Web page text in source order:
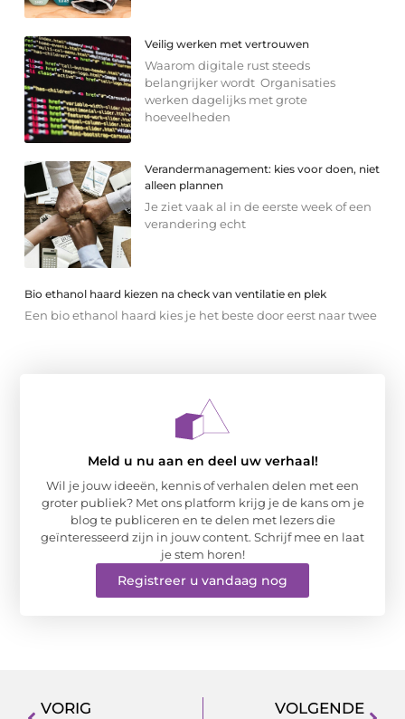
Veilig werken met vertrouwen
Waarom digitale rust steeds
belangrijker wordt Organisaties
werken dagelijks met grote
hoeveelheden
Verandermanagement: kies voor doen, niet
alleen plannen
Je ziet vaak al in de eerste week of een
verandering echt
Bio ethanol haard kiezen na check van ventilatie en plek
Een bio ethanol haard kies je het beste door eerst naar twee
Meld u nu aan en deel uw verhaal!
Wil je jouw ideeën, kennis of verhalen delen met een
groter publiek? Met ons platform krijg je de kans om je
blog te publiceren en te delen met lezers die
geïnteresseerd zijn in jouw content. Schrijf mee en laat
je stem horen!
Registreer u vandaag nog
VORIG VOLGENDE